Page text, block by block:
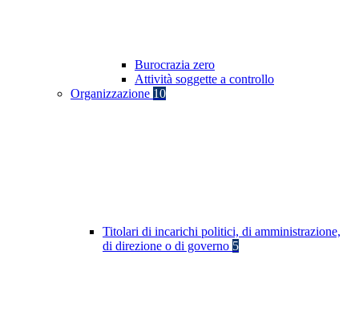
Burocrazia zero
Attività soggette a controllo
Organizzazione 10
Titolari di incarichi politici, di amministrazione,
di direzione o di governo 5